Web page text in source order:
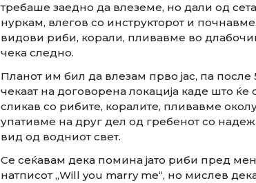
требаше заедно да влеземе, но дали од
нуркам, влегов со инструкторот и
видови риби, корали, пливавме во
чека следно.
Планот им бил да влезам прво јас, па
чекаат на договорена локација каде што ќе
сликав со рибите, коралите, пливавме
упативме на друг дел од гребенот со
вид од водниот свет.
Се сеќавам дека помина јато риби пред
натписот „Will you marry me“, но мислев